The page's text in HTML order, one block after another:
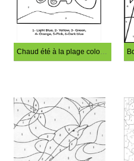
Chaud été à la plage coloration magique